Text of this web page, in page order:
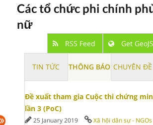
Các tổ chức phi chính
nữ
RSS Feed Get
TIN TỨC THÔNG BÁO CHUYÊN ĐỀ
Đề xuất tham gia Cuộc thi chứng
lần 3 (PoC)
25 January 2019 Xã hội dân sự - NGOs